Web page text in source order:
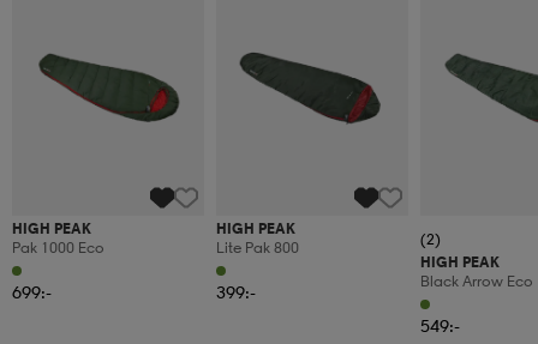
HIGH PEAK
Pak 1000 Eco
699:-
HIGH PEAK
Lite Pak 800
399:-
(2)
HIGH PEAK
Black Arrow Eco
549:-